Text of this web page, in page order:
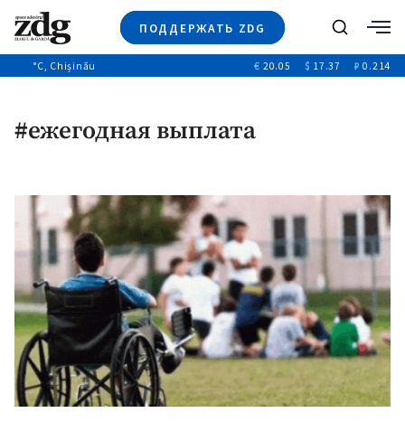
ПОДДЕРЖАТЬ ZDG
Новости
Видео
Выборы 2025
Поиск
°C, Chișinău € 20.05 $ 17.37 ₽ 0.214
#ежегодная выплата